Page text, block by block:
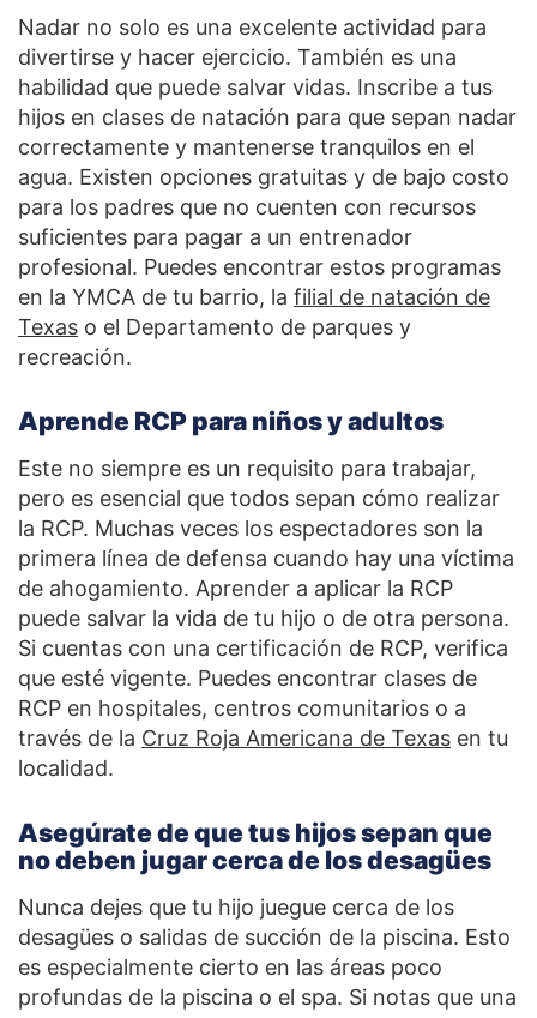
Nadar no solo es una excelente actividad para
divertirse y hacer ejercicio. También es una
habilidad que puede salvar vidas. Inscribe a tus
hijos en clases de natación para que sepan nadar
correctamente y mantenerse tranquilos en el
agua. Existen opciones gratuitas y de bajo costo
para los padres que no cuenten con recursos
suficientes para pagar a un entrenador
profesional. Puedes encontrar estos programas
en la YMCA de tu barrio, la filial de natación de
Texas o el Departamento de parques y
recreación.
Aprende RCP para niños y adultos
Este no siempre es un requisito para trabajar,
pero es esencial que todos sepan cómo realizar
la RCP. Muchas veces los espectadores son la
primera línea de defensa cuando hay una víctima
de ahogamiento. Aprender a aplicar la RCP
puede salvar la vida de tu hijo o de otra persona.
Si cuentas con una certificación de RCP, verifica
que esté vigente. Puedes encontrar clases de
RCP en hospitales, centros comunitarios o a
través de la Cruz Roja Americana de Texas en tu
localidad.
Asegúrate de que tus hijos sepan que
no deben jugar cerca de los desagües
Nunca dejes que tu hijo juegue cerca de los
desagües o salidas de succión de la piscina. Esto
es especialmente cierto en las áreas poco
profundas de la piscina o el spa. Si notas que una